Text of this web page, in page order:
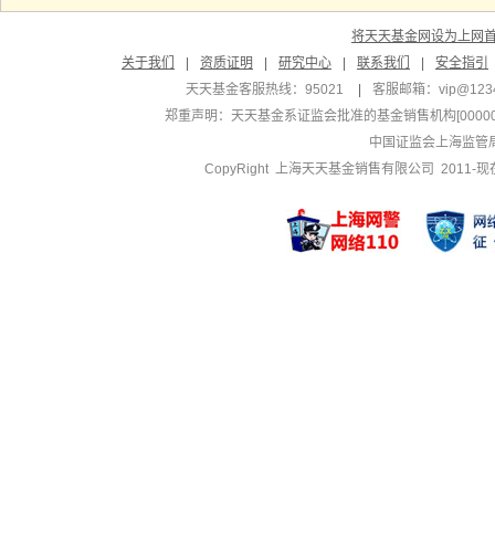
将天天基金网设为上网
关于我们
资质证明 研究中心 联系我们
安全指引
天天基金客服热线：95021
客服邮箱：
郑重声明： 天天基金系证监会批准的基金销售机构
中国证监会上海监管
CopyRight 上海天天基金销售有限公司 2011-